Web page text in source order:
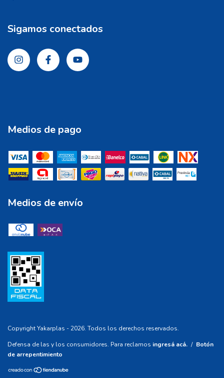
Sigamos conectados
Medios de pago
Medios de envío
Copyright Yakarplas - 2026. Todos los derechos reservados.
Defensa de las y los consumidores. Para reclamos ingresá acá. / Botón
de arrepentimiento